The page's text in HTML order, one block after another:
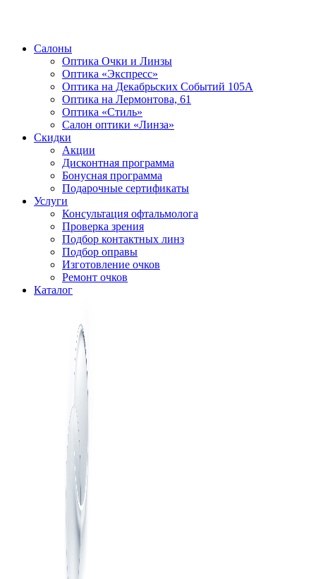
Салоны
Оптика Очки и Линзы
Оптика «Экспресс»
Оптика на Декабрьских Событий 105А
Оптика на Лермонтова, 61
Оптика «Стиль»
Салон оптики «Линза»
Скидки
Акции
Дисконтная программа
Бонусная программа
Подарочные сертификаты
Услуги
Консультация офтальмолога
Проверка зрения
Подбор контактных линз
Подбор оправы
Изготовление очков
Ремонт очков
Каталог